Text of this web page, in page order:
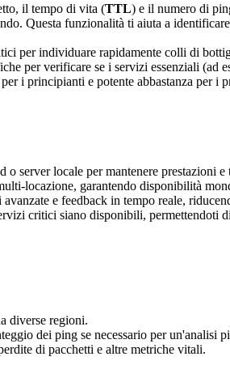
il tempo di vita (TTL) e il numero di
Questa funzionalità ti aiuta a
per individuare rapidamente colli di
per verificare se i servizi essenziali (ad
i principianti e potente abbastanza per i
server locale per mantenere prestazioni
locazione, garantendo disponibilità
e feedback in tempo reale,
critici siano disponibili,
diverse regioni.
dei ping se necessario per un'analisi
di pacchetti e altre metriche vitali.